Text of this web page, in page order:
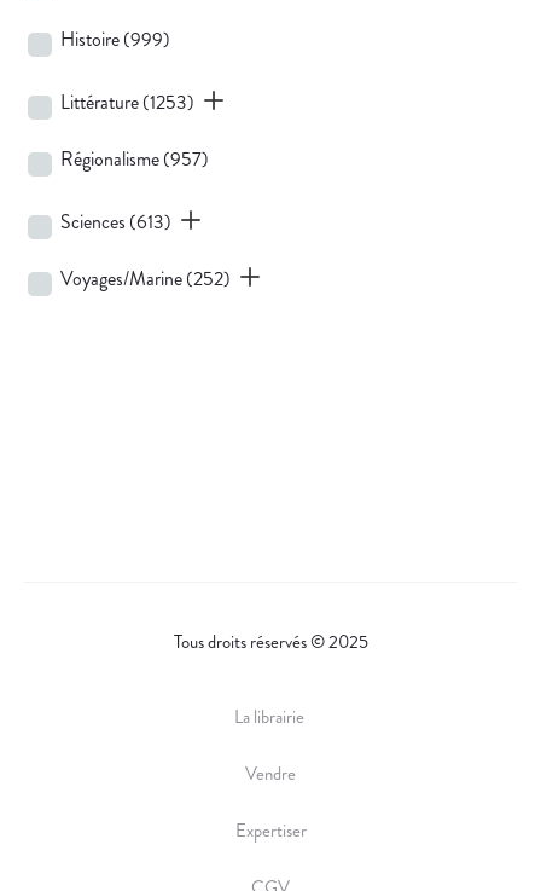
Histoire(999)
Littérature(1253)
Régionalisme(957)
Sciences (613)
Voyages/Marine(252)
Tous droits réservés © 2025
La librairie
Vendre
Expertiser